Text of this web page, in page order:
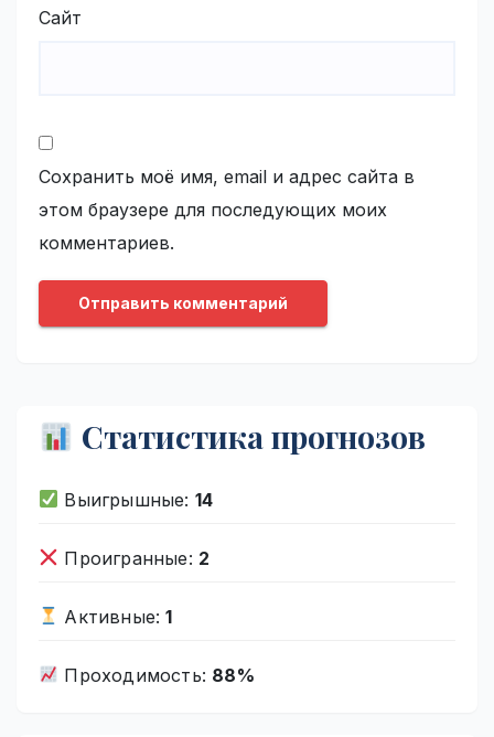
Сайт
Сохранить моё имя, email и адрес сайта в
этом браузере для последующих моих
комментариев.
Статистика прогнозов
Выигрышные: 14
Проигранные: 2
Активные:1
Проходимость: 88%